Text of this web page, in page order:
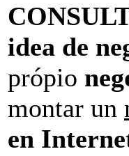
idea de
própio
montar un
en